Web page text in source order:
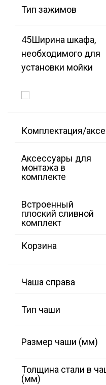
Тип зажимов
45Ширина шкафа,
необходимого для
установки мойки
Комплектация/
Аксессуары для
монтажа в
комплекте
Встроенный
плоский сливной
комплект
Корзина
Чаша справа
Тип чаши
Размер чаши (мм)
Толщина стали в
(мм)